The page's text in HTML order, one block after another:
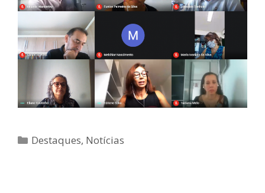
Categorias
Destaques, Notícias